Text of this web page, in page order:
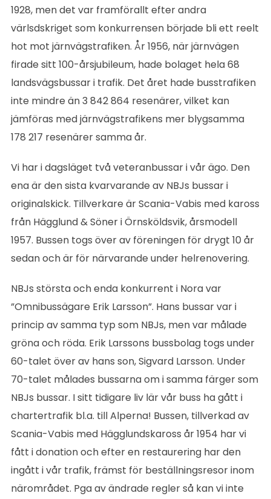
1928, men det var framförallt efter andra
värlsdskriget som konkurrensen började bli ett reelt
hot mot järnvägstrafiken. År 1956, när järnvägen
firade sitt 100-årsjubileum, hade bolaget hela 68
landsvägsbussar i trafik. Det året hade busstrafiken
inte mindre än 3 842 864 resenärer, vilket kan
jämföras med järnvägstrafikens mer blygsamma
178 217 resenärer samma år.
Vi har i dagsläget två veteranbussar i vår ägo. Den
ena är den sista kvarvarande av NBJs bussar i
originalskick. Tillverkare är Scania-Vabis med kaross
från Hägglund & Söner i Örnsköldsvik, årsmodell
1957. Bussen togs över av föreningen för drygt 10 år
sedan och är för närvarande under helrenovering.
NBJs största och enda konkurrent i Nora var
”Omnibussägare Erik Larsson”. Hans bussar var i
princip av samma typ som NBJs, men var målade
gröna och röda. Erik Larssons bussbolag togs under
60-talet över av hans son, Sigvard Larsson. Under
70-talet målades bussarna om i samma färger som
NBJs bussar. I sitt tidigare liv lär vår buss ha gått i
chartertrafik bl.a. till Alperna! Bussen, tillverkad av
Scania-Vabis med Hägglundskaross år 1954 har vi
fått i donation och efter en restaurering har den
ingått i vår trafik, främst för beställningsresor inom
närområdet. Pga av ändrade regler så kan vi inte